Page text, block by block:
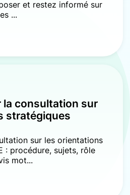
et restez informé sur
...
la consultation sur
stratégiques
sur les orientations
: procédure, sujets, rôle
mot...